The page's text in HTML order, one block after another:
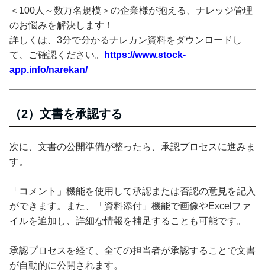
＜100人～数万名規模＞の企業様が抱える、ナレッジ管理
のお悩みを解決します！
詳しくは、3分で分かるナレカン資料をダウンロードし
て、ご確認ください。
https://www.stock-
app.info/narekan/
（2）文書を承認する
次に、文書の公開準備が整ったら、承認プロセスに進みま
す。
「コメント」機能を使用して承認または否認の意見を記入
ができます。また、「資料添付」機能で画像やExcelファ
イルを追加し、詳細な情報を補足することも可能です。
承認プロセスを経て、全ての担当者が承認することで文書
が自動的に公開されます。